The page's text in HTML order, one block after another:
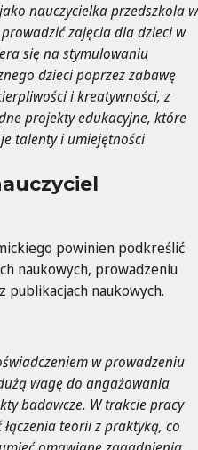
nauczycielka przedszkola w
zajęcia dla dzieci w
się na stymulowaniu
dzieci poprzez zabawę
i kreatywności, z
projekty edukacyjne, które
talenty i umiejętności
powinien podkreślić
naukowych, prowadzeniu
publikacjach naukowych.
w prowadzeniu
wagę do angażowania
badawcze. W trakcie pracy
teorii z praktyką, co